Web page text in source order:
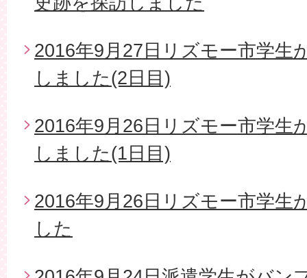
2016年9月27日リズモー市学生
しました(2日目)
2016年9月26日リズモー市学生
しました(1日目)
2016年9月26日リズモー市学生
した